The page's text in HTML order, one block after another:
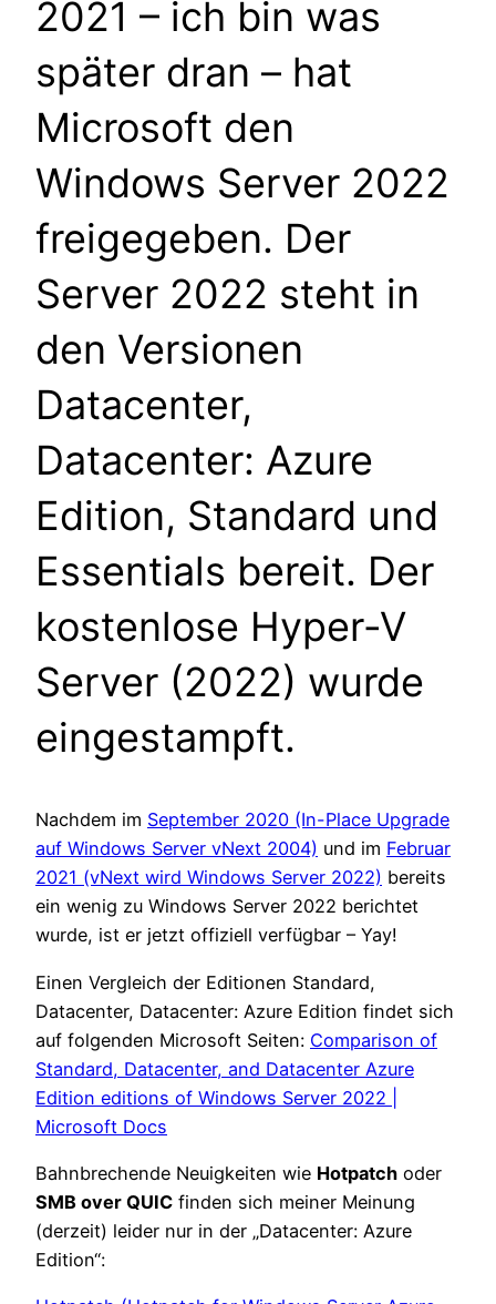
2021 – ich bin was
später dran – hat
Microsoft den
Windows Server 2022
freigegeben. Der
Server 2022 steht in
den Versionen
Datacenter,
Datacenter: Azure
Edition, Standard und
Essentials bereit. Der
kostenlose Hyper-V
Server (2022) wurde
eingestampft.
Nachdem im September 2020 (In-Place Upgrade
auf Windows Server vNext 2004) und im Februar
2021 (vNext wird Windows Server 2022) bereits
ein wenig zu Windows Server 2022 berichtet
wurde, ist er jetzt offiziell verfügbar – Yay!
Einen Vergleich der Editionen Standard,
Datacenter, Datacenter: Azure Edition findet sich
auf folgenden Microsoft Seiten: Comparison of
Standard, Datacenter, and Datacenter Azure
Edition editions of Windows Server 2022 |
Microsoft Docs
Bahnbrechende Neuigkeiten wie Hotpatch oder
SMB over QUIC finden sich meiner Meinung
(derzeit) leider nur in der „Datacenter: Azure
Edition“: